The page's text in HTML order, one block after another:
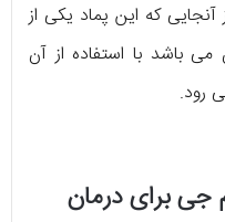
آنجایی که این پماد یکی از
باشد با استفاده از آن
رود.
جی برای درمان